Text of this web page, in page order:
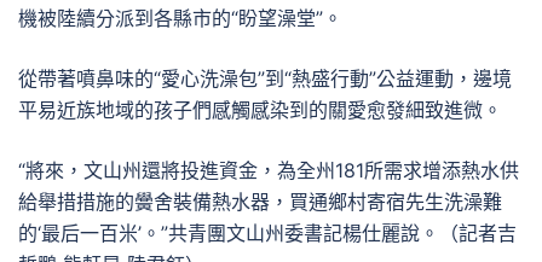
機被陸續分派到各縣市的“盼望澡堂”。
從帶著噴鼻味的“愛心洗澡包”到“熱盛行動”公益運動，邊境
平易近族地域的孩子們感觸感染到的關愛愈發細致進微。
“將來，文山州還將投進資金，為全州181所需求增添熱水供
給舉措措施的黌舍裝備熱水器，買通鄉村寄宿先生洗澡難
的‘最后一百米’。”共青團文山州委書記楊仕麗說。（記者吉